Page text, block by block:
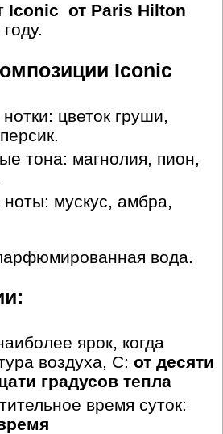
Iconic от Paris Hilton
Iconic
цветок груши,
тона: магнолия, пион,
мускус, амбра,
вода.
ярок, когда
воздуха, С: от десяти
градусов тепла
время суток: